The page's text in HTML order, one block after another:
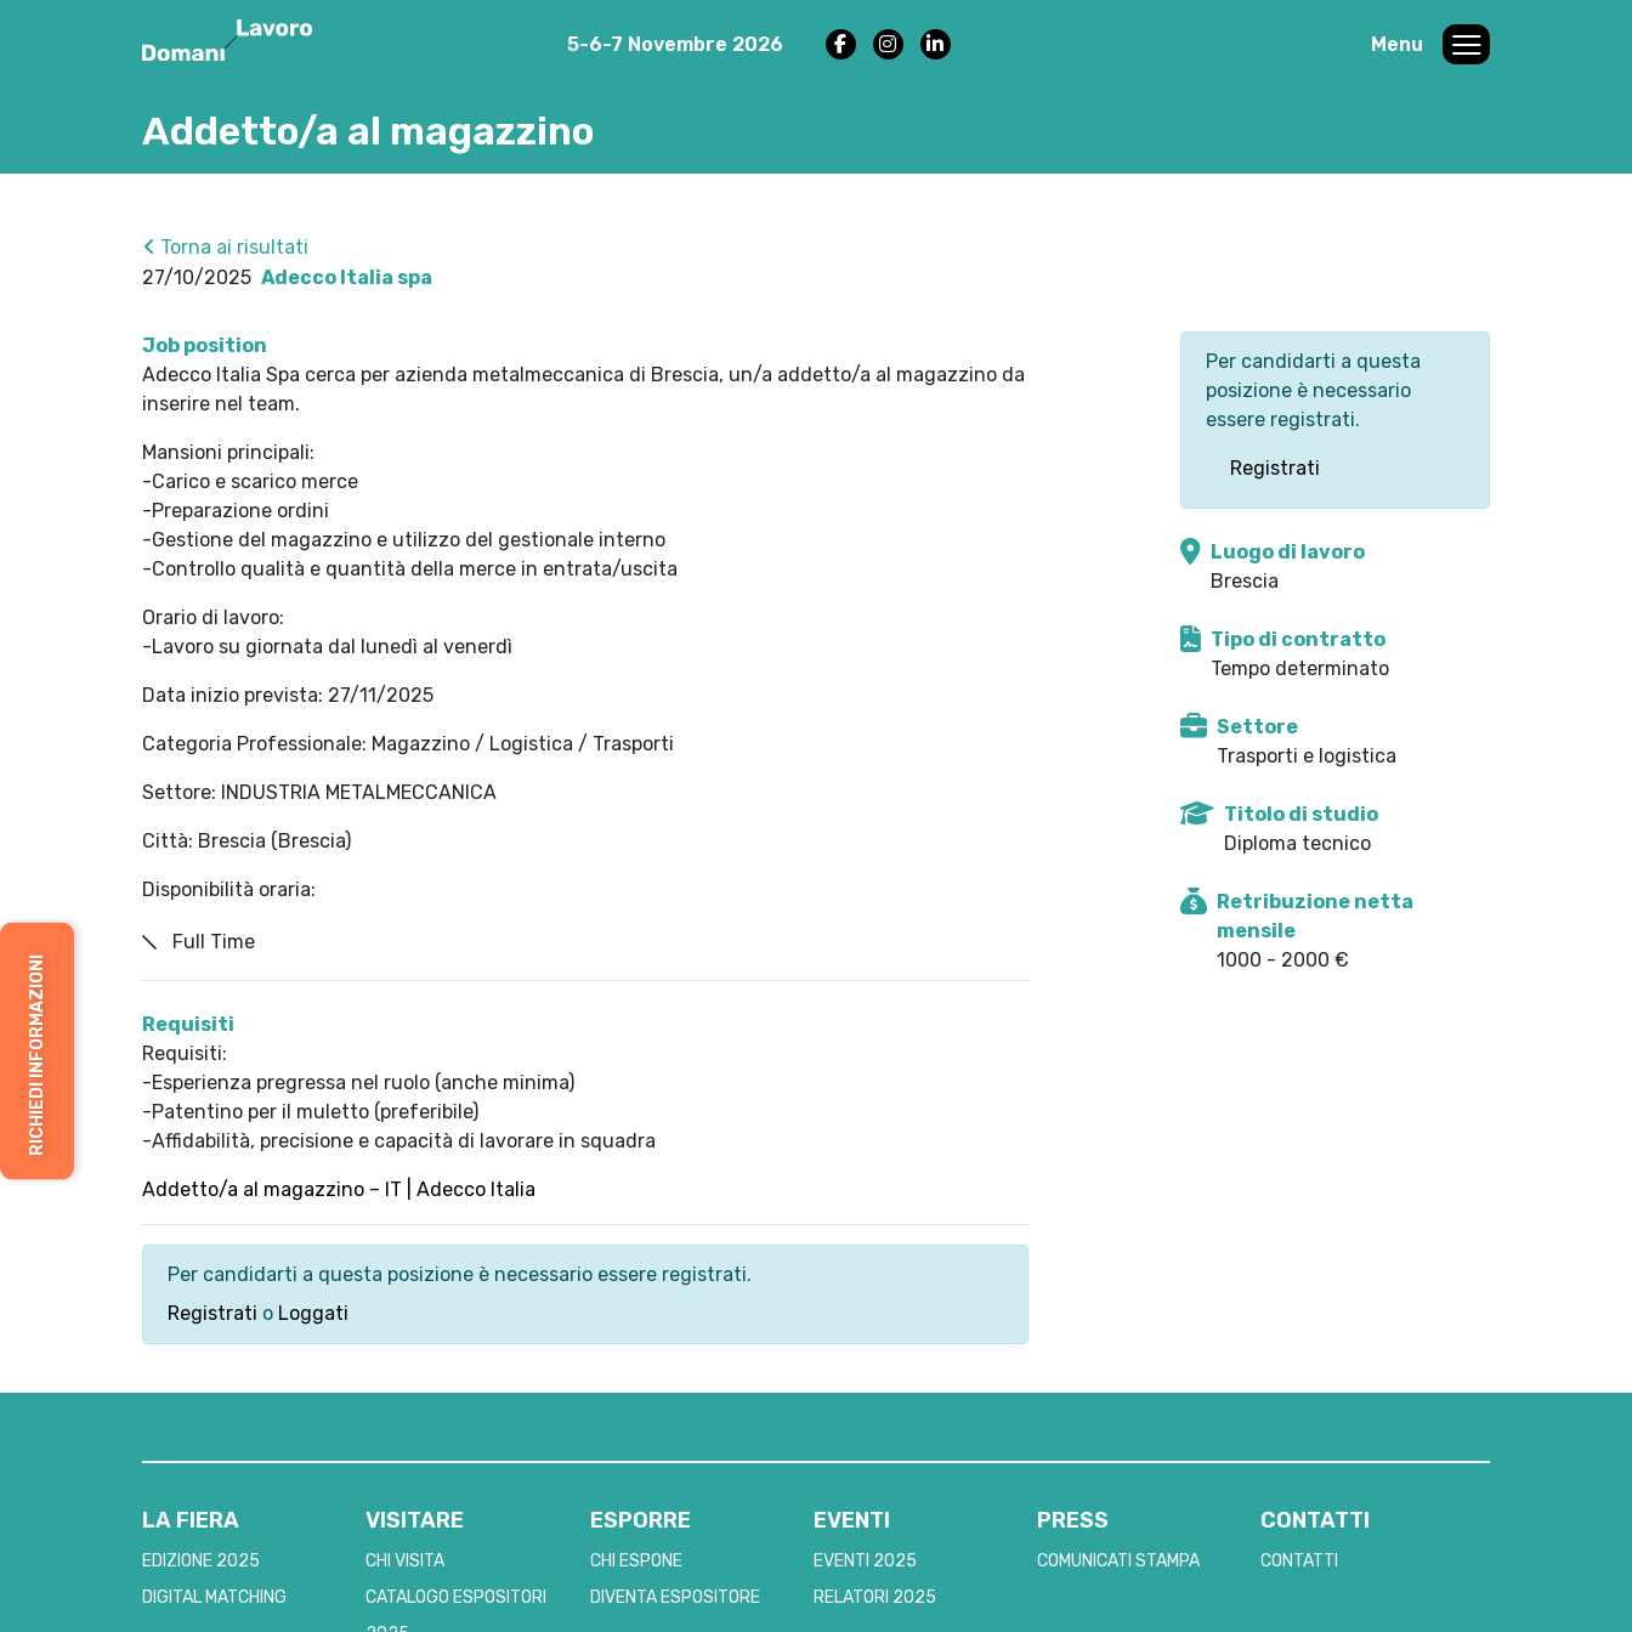
5-6-7 Novembre 2026 Menu
RICHIEDI INFORMAZIONI
Addetto/a al magazzino
Torna ai risultati
27/10/2025 Adecco Italia spa
Job position
Adecco Italia Spa cerca per azienda metalmeccanica di Brescia, un/a addetto/a al magazzino da
inserire nel team.
Mansioni principali:
-Carico e scarico merce
-Preparazione ordini
-Gestione del magazzino e utilizzo del gestionale interno
-Controllo qualità e quantità della merce in entrata/uscita
Orario di lavoro:
-Lavoro su giornata dal lunedì al venerdì
Data inizio prevista: 27/11/2025
Categoria Professionale: Magazzino / Logistica / Trasporti
Settore: INDUSTRIA METALMECCANICA
Città: Brescia (Brescia)
Disponibilità oraria:
Full Time
Requisiti
Requisiti:
-Esperienza pregressa nel ruolo (anche minima)
-Patentino per il muletto (preferibile)
-Affidabilità, precisione e capacità di lavorare in squadra
Addetto/a al magazzino – IT | Adecco Italia
Per candidarti a questa posizione è necessario essere registrati.
Registrati o Loggati
Per candidarti a questa
posizione è necessario
essere registrati.
Registrati
Luogo di lavoro
Brescia
Tipo di contratto
Tempo determinato
Settore
Trasporti e logistica
Titolo di studio
Diploma tecnico
Retribuzione netta
mensile
1000 - 2000 €
LA FIERA
EDIZIONE 2025
DIGITAL MATCHING
VISITARE
CHI VISITA
CATALOGO ESPOSITORI
ESPORRE
CHI ESPONE
DIVENTA ESPOSITORE
EVENTI
EVENTI 2025
RELATORI 2025
PRESS
COMUNICATI STAMPA
CONTATTI
CONTATTI